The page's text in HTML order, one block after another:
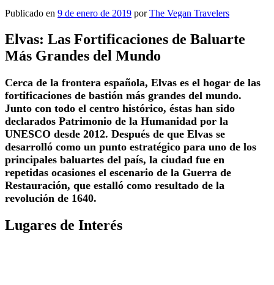
Publicado en 9 de enero de 2019 porThe Vegan Travelers
Elvas: Las Fortificaciones de Baluarte
Más Grandes del Mundo
Cerca de la frontera española, Elvas es el hogar de las
fortificaciones de bastión más grandes del mundo.
Junto con todo el centro histórico, éstas han sido
declarados Patrimonio de la Humanidad por la
UNESCO desde 2012. Después de que Elvas se
desarrolló como un punto estratégico para uno de los
principales baluartes del país, la ciudad fue en
repetidas ocasiones el escenario de la Guerra de
Restauración, que estalló como resultado de la
revolución de 1640.
Lugares de Interés